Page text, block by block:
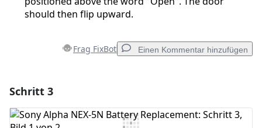
should then flip upward.
Frag FixBot Einen Kommentar hinzufügen
Kommentar hinzufügen
Schritt 3